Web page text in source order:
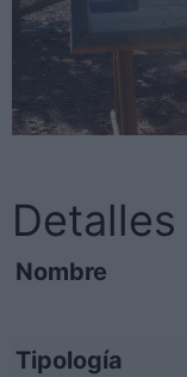
Detalles
Nombre
Tipología